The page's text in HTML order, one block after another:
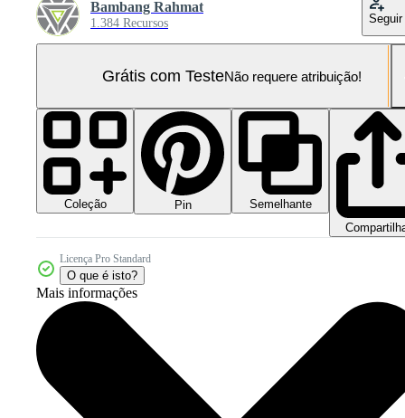
Bambang Rahmat
1.384 Recursos Seguir
Grátis com TesteNão requere atribuição!
Coleção Pin
Semelhante
Licença Pro Standard
O que é isto?
Mais informações